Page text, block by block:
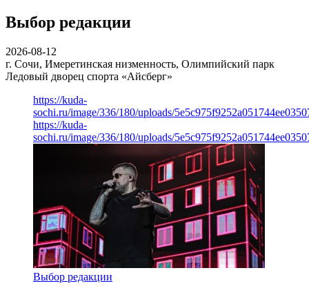
Выбор редакции
2026-08-12
г. Сочи, Имеретинская низменность, Олимпийский парк
Ледовый дворец спорта «Айсберг»
https://kuda-
sochi.ru/image/336/180/uploads/
https://kuda-
sochi.ru/image/336/180/uploads/
Выбор редакции